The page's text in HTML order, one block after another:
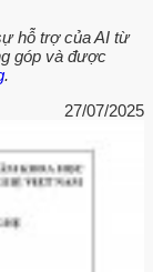
hỗ trợ của AI từ
góp và được
.
27/07/2025